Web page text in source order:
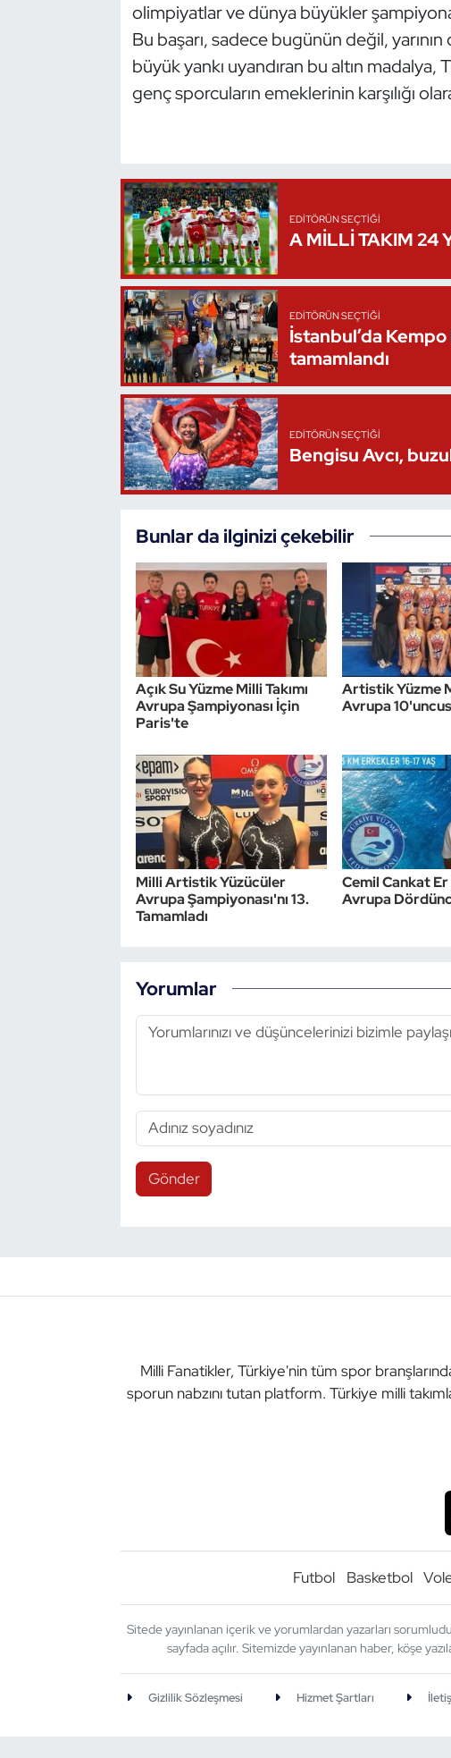
olimpiyatlar ve dünya büyükler
Bu başarı, sadece bugünün değil,
büyük yankı uyandıran bu altın
genç sporcuların emeklerinin karşılığı
EDITÖRÜN SEÇTIĞI
A MİLLİ TAKIM 24
EDITÖRÜN SEÇTIĞI
İstanbul’da
tamamlandı
EDITÖRÜN SEÇTIĞI
Bengisu Avcı,
Bunlar da ilginizi çekebilir
Açık Su Yüzme Milli Takımı
Avrupa Şampiyonası İçin
Paris'te
Artistik Yüzme
Avrupa
Milli Artistik Yüzücüler
Avrupa Şampiyonası'nı 13.
Tamamladı
Cemil Cankat Er
Avrupa
Yorumlar
Gönder
Milli Fanatikler, Türkiye'nin tüm spor
sporun nabzını tutan platform. Türkiye milli
Futbol Basketbol
Sitede yayınlanan içerik ve yorumlardan yazarları
sayfada açılır. Sitemizde yayınlanan haber, köşe
Gizlilik Sözleşmesi Hizmet Şartları
Kano ve Rafting
Masa Tenisi
Modern Pentatlon
Motor Sporları
Özel Sporcular
Sualtı Sporları
Wushu Kungfu